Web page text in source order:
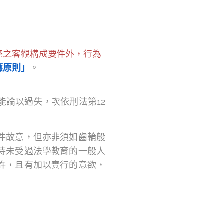
客觀構成要件外，行為
則」
。
論以過失，次依刑法第12
故意，但亦非須如齒輪般
未受過法學教育的一般人
且有加以實行的意欲，